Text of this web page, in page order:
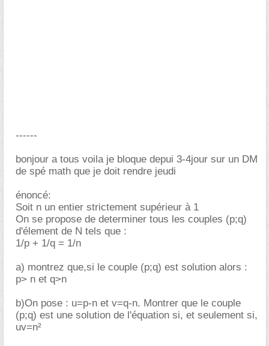
------
bonjour a tous voila je bloque depui 3-4jour sur un DM
de spé math que je doit rendre jeudi
énoncé:
Soit n un entier strictement supérieur à 1
On se propose de determiner tous les couples (p;q)
d'élement de N tels que :
1/p + 1/q = 1/n
a) montrez que,si le couple (p;q) est solution alors :
p> n et q>n
b)On pose : u=p-n et v=q-n. Montrer que le couple
(p;q) est une solution de l'équation si, et seulement si,
uv=n²